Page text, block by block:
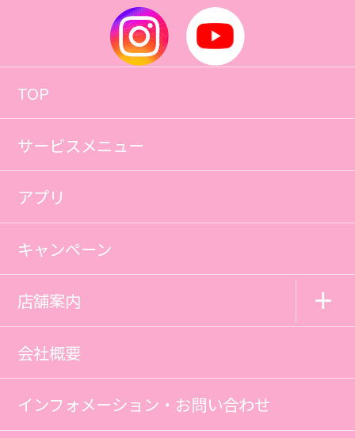
TOP
サービスメニュー
アプリ
キャンペーン
店舗案内
会社概要
インフォメーション・お問い合わせ